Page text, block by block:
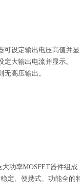
设定输出电压高值并显
大输出电流并显示。
高压输出。
功率MOSFET器件组成
定、便携式、功能全的